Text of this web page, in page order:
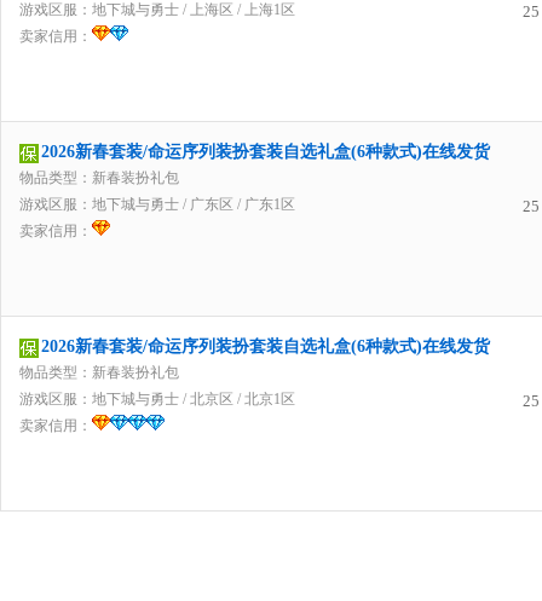
游戏区服： 地下城与勇士 / 上海区 / 上海1区
卖家信用：
25
2026新春套装/命运序列装扮套装自选礼盒(6种款式)在线发货
物品类型：新春装扮礼包
游戏区服： 地下城与勇士 / 广东区 / 广东1区
卖家信用：
25
2026新春套装/命运序列装扮套装自选礼盒(6种款式)在线发货
物品类型：新春装扮礼包
游戏区服： 地下城与勇士 / 北京区 / 北京1区
卖家信用：
25